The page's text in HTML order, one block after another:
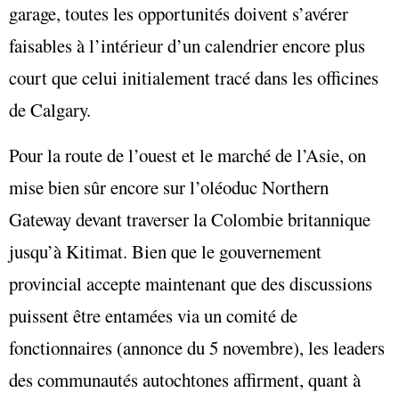
garage, toutes les opportunités doivent s’avérer
faisables à l’intérieur d’un calendrier encore plus
court que celui initialement tracé dans les officines
de Calgary.
Pour la route de l’ouest et le marché de l’Asie, on
mise bien sûr encore sur l’oléoduc Northern
Gateway devant traverser la Colombie britannique
jusqu’à Kitimat. Bien que le gouvernement
provincial accepte maintenant que des discussions
puissent être entamées via un comité de
fonctionnaires (annonce du 5 novembre), les leaders
des communautés autochtones affirment, quant à